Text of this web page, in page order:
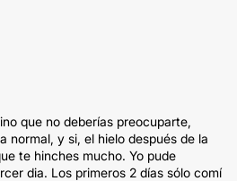
que no deberías preocuparte,
normal, y si, el hielo después de la
te hinches mucho. Yo pude
dia. Los primeros 2 días sólo comí